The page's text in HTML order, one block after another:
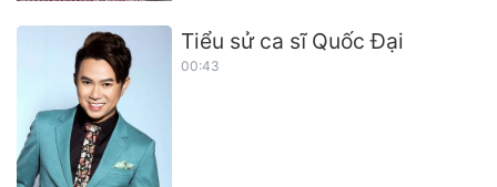
Tiểu sử ca sĩ Quốc Đại
00:43